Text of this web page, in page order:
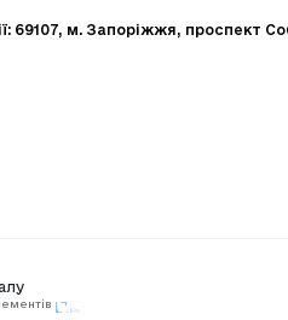
69107, м. Запоріжжя, проспект